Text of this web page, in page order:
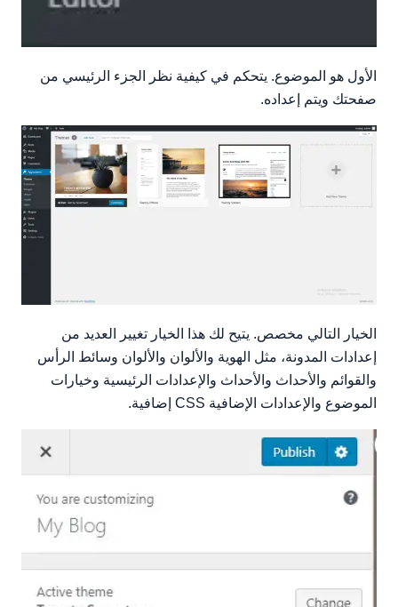
الأول هو الموضوع. يتحكم في كيفية نظر الجزء الرئيسي من
صفحتك ويتم إعداده.
الخيار التالي مخصص. يتيح لك هذا الخيار تغيير العديد من
إعدادات المدونة، مثل الهوية والألوان والألوان وسائط الرأس
والقوائم والأحداث والأحداث والإعدادات الرئيسية وخيارات
الموضوع والإعدادات الإضافية CSS إضافية.